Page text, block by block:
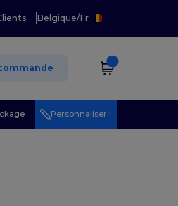
Belgique/Fr
Personnaliser !